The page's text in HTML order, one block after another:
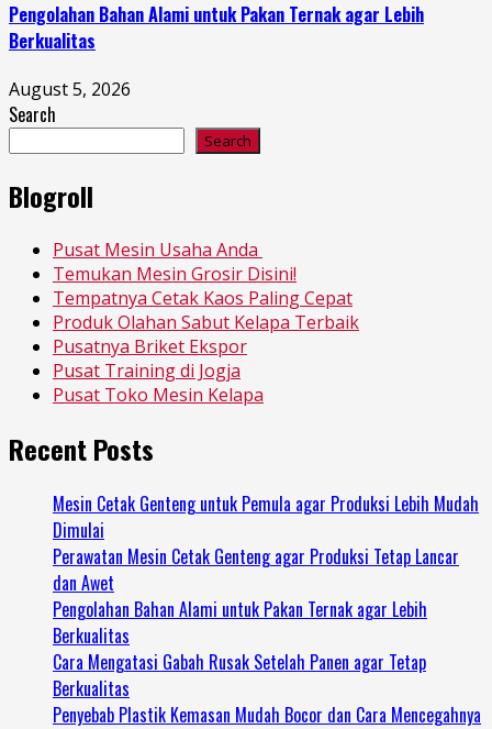
Pengolahan Bahan Alami untuk Pakan Ternak agar Lebih
Berkualitas
August 5, 2026
Search
Search
Blogroll
Pusat Mesin Usaha Anda
Temukan Mesin Grosir Disini!
Tempatnya Cetak Kaos Paling Cepat
Produk Olahan Sabut Kelapa Terbaik
Pusatnya Briket Ekspor
Pusat Training di Jogja
Pusat Toko Mesin Kelapa
Recent Posts
Mesin Cetak Genteng untuk Pemula agar Produksi Lebih Mudah
Dimulai
Perawatan Mesin Cetak Genteng agar Produksi Tetap Lancar
dan Awet
Pengolahan Bahan Alami untuk Pakan Ternak agar Lebih
Berkualitas
Cara Mengatasi Gabah Rusak Setelah Panen agar Tetap
Berkualitas
Penyebab Plastik Kemasan Mudah Bocor dan Cara Mencegahnya